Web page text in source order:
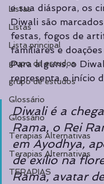
Listas
Listas
Lista principal
grupo de estudos
grupo de estudos
Glossário
Glossário
Terapias Alternativas
Terapias Alternativas
TERAPIAS
e sua diáspora, os
Diwali são
festas, fogos de
familiares e
Para alguns, o
representa o início
Diwali é a
Rama, o Rei
em Ayodhya,
de exílio na
Rama, avatar